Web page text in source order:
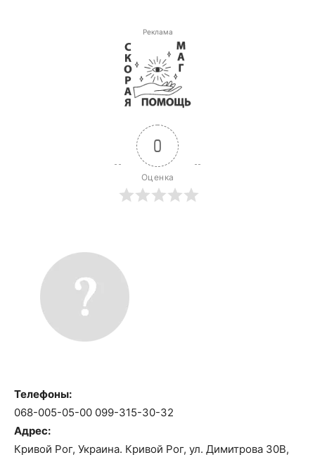
Реклама
0
Оценка
Телефоны:
068-005-05-00 099-315-30-32
Адрес:
Кривой Рог, Украина. Кривой Рог, ул. Димитрова 30В,